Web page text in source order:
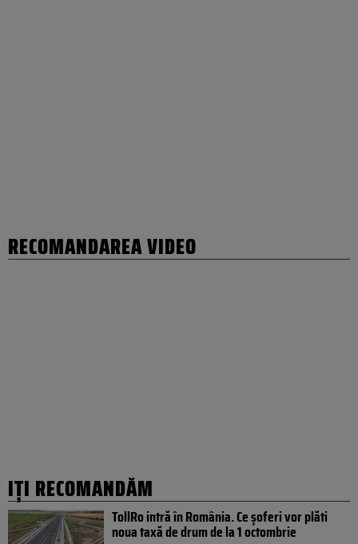
RECOMANDAREA VIDEO
IȚI RECOMANDĂM
TollRo intră în România. Ce șoferi vor plăti
noua taxă de drum de la 1 octombrie